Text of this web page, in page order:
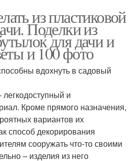
из пластиковой
Поделки из
для дачи и
и 100 фото
вдохнуть в садовый
и
Кроме прямого назначения,
вариантов их
способ декорирования
сооружать что-то своими
– изделия из него